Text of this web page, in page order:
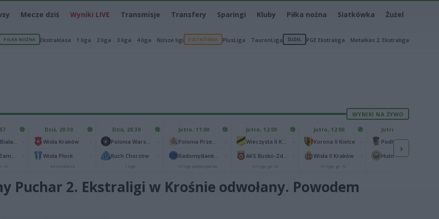
Mecze dziś Wyniki LIVE Transmisje Transfery Sparingi Kluby Piłka nożna Siatkówka Żużel
PIŁKA NOŻNA Ekstraklasa 1 liga 2 liga 3 liga 4 liga Niższe ligi SIATKÓWKA PlusLiga TauronLiga ŻUŻEL PGE Ekstraliga Metalkas 2. Ekstraliga
WYNIKI NA ŻYWO
IV
Dziś, 20:30
Wisła Kraków
Wisła Płock
Ekstraklasa
Dziś, 20:30
Ruch Chorzów
I liga
Jutro, 11:00
IV liga podkarpacka
Jutro, 12:00
III liga, gr. IV
Jutro, 12:00
Korona II Kielce
Wisła II Kraków
III liga, gr. IV
Jutro, 13:00
Hutnik Kraków
›
Puchar 2. Ekstraligi w Krośnie odwołany. Powodem